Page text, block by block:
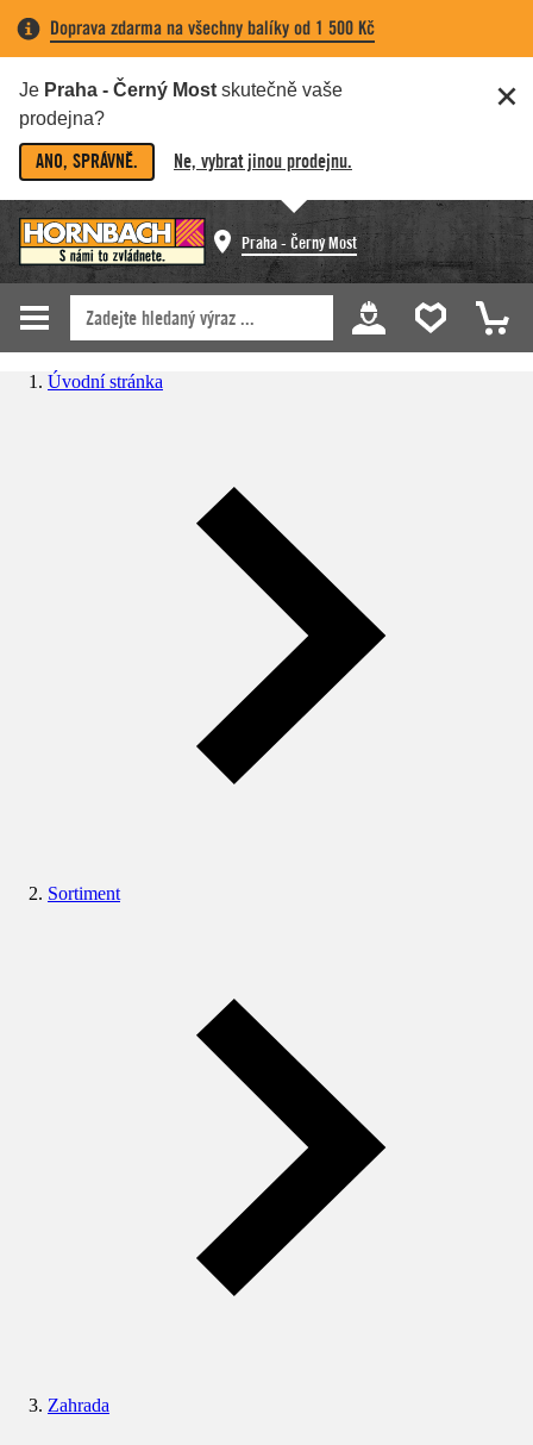
Doprava zdarma na všechny balíky od 1 500 Kč
Je Praha - Černý Most skutečně vaše
prodejna?
ANO, SPRÁVNĚ. Ne, vybrat jinou prodejnu.
Praha - Černý Most
Úvodní stránka
Sortiment
Zahrada